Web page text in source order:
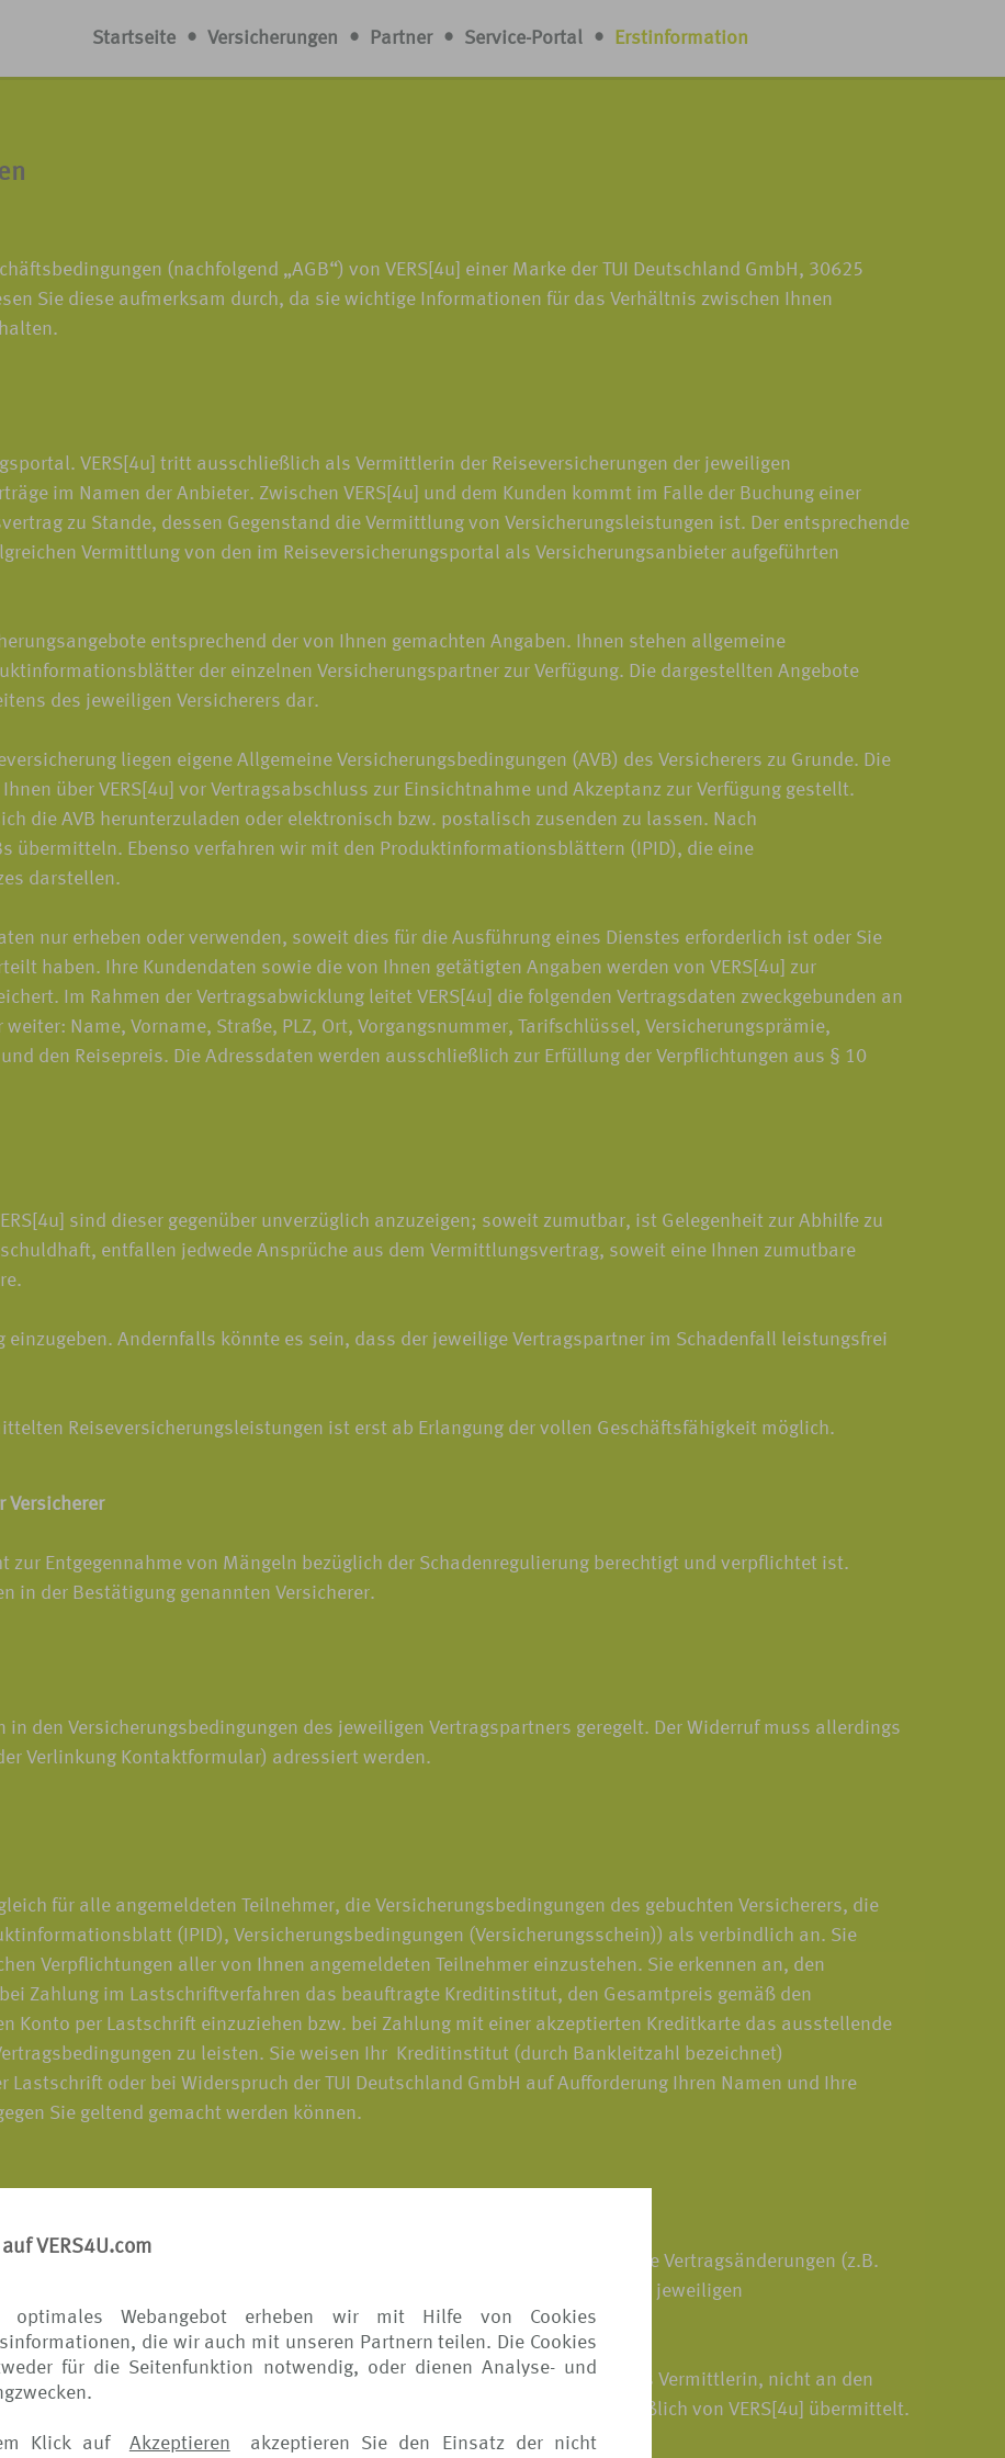
VERS4U.com
optimales Webangebot erheben wir mit Hilfe von Cookies
die wir auch mit unseren Partnern teilen. Die Cookies
für die Seitenfunktion notwendig, oder dienen Analyse- und
Klick auf Akzeptieren
akzeptieren Sie den Einsatz der nicht
Startseite • Versicherungen • Partner • Service-Portal • Erstinformation
(nachfolgend „AGB“) von VERS[4u] einer Marke der TUI Deutschland GmbH, 30625
Sie diese aufmerksam durch, da sie wichtige Informationen für das Verhältnis zwischen Ihnen
VERS[4u] tritt ausschließlich als Vermittlerin der Reiseversicherungen der jeweiligen
im Namen der Anbieter. Zwischen VERS[4u] und dem Kunden kommt im Falle der Buchung einer
zu Stande, dessen Gegenstand die Vermittlung von Versicherungsleistungen ist. Der entsprechende
Vermittlung von den im Reiseversicherungsportal als Versicherungsanbieter aufgeführten
entsprechend der von Ihnen gemachten Angaben. Ihnen stehen allgemeine
der einzelnen Versicherungspartner zur Verfügung. Die dargestellten Angebote
des jeweiligen Versicherers dar.
liegen eigene Allgemeine Versicherungsbedingungen (AVB) des Versicherers zu Grunde. Die
über VERS[4u] vor Vertragsabschluss zur Einsichtnahme und Akzeptanz zur Verfügung gestellt.
die AVB herunterzuladen oder elektronisch bzw. postalisch zusenden zu lassen. Nach
übermitteln. Ebenso verfahren wir mit den Produktinformationsblättern (IPID), die eine
darstellen.
nur erheben oder verwenden, soweit dies für die Ausführung eines Dienstes erforderlich ist oder Sie
haben. Ihre Kundendaten sowie die von Ihnen getätigten Angaben werden von VERS[4u] zur
Im Rahmen der Vertragsabwicklung leitet VERS[4u] die folgenden Vertragsdaten zweckgebunden an
Name, Vorname, Straße, PLZ, Ort, Vorgangsnummer, Tarifschlüssel, Versicherungsprämie,
den Reisepreis. Die Adressdaten werden ausschließlich zur Erfüllung der Verpflichtungen aus § 10
sind dieser gegenüber unverzüglich anzuzeigen; soweit zumutbar, ist Gelegenheit zur Abhilfe zu
entfallen jedwede Ansprüche aus dem Vermittlungsvertrag, soweit eine Ihnen zumutbare
Andernfalls könnte es sein, dass der jeweilige Vertragspartner im Schadenfall leistungsfrei
Reiseversicherungsleistungen ist erst ab Erlangung der vollen Geschäftsfähigkeit möglich.
Versicherer
zur Entgegennahme von Mängeln bezüglich der Schadenregulierung berechtigt und verpflichtet ist.
in der Bestätigung genannten Versicherer.
den Versicherungsbedingungen des jeweiligen Vertragspartners geregelt. Der Widerruf muss allerdings
Verlinkung Kontaktformular) adressiert werden.
für alle angemeldeten Teilnehmer, die Versicherungsbedingungen des gebuchten Versicherers, die
(IPID), Versicherungsbedingungen (Versicherungsschein)) als verbindlich an. Sie
Verpflichtungen aller von Ihnen angemeldeten Teilnehmer einzustehen. Sie erkennen an, den
Zahlung im Lastschriftverfahren das beauftragte Kreditinstitut, den Gesamtpreis gemäß den
Konto per Lastschrift einzuziehen bzw. bei Zahlung mit einer akzeptierten Kreditkarte das ausstellende
zu leisten. Sie weisen Ihr Kreditinstitut (durch Bankleitzahl bezeichnet)
oder bei Widerspruch der TUI Deutschland GmbH auf Aufforderung Ihren Namen und Ihre
Sie geltend gemacht werden können.
richten sich die Bedingungen für von Ihnen veranlasste oder gewünschte Vertragsänderungen (z.B.
nach den Bedingungen des jeweiligen Versicherers. Diese sind in den jeweiligen
wünschen, wenden Sie sich bitte ausschließlich an VERS[4u] als Vermittlerin, nicht an den
den Versicherer, bekommen Sie die Vertragsänderung wiederum ausschließlich von VERS[4u] übermittelt.